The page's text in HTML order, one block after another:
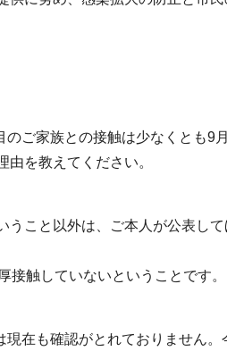
ご家族との接触は少なくとも9
を教えてください。
こと以外は、ご本人が公表し
触していないということです。
在も確認がとれておりません。